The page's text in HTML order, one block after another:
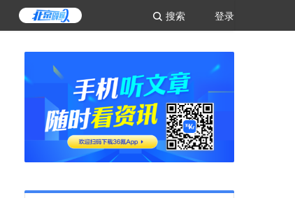
登录
搜索